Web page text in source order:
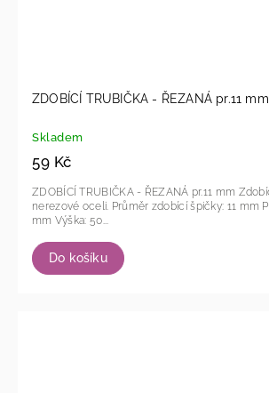
ZDOBÍCÍ TRUBIČKA - ŘEZANÁ pr.11 mm
Skladem
59 Kč
Do košíku
ZDOBÍCÍ TRUBIČKA - ŘEZANÁ pr.11 mm Zdobící řezaná trubička z
nerezové oceli. Průměr zdobící špičky: 11 mm Průměr dolní: 35
mm Výška: 50...